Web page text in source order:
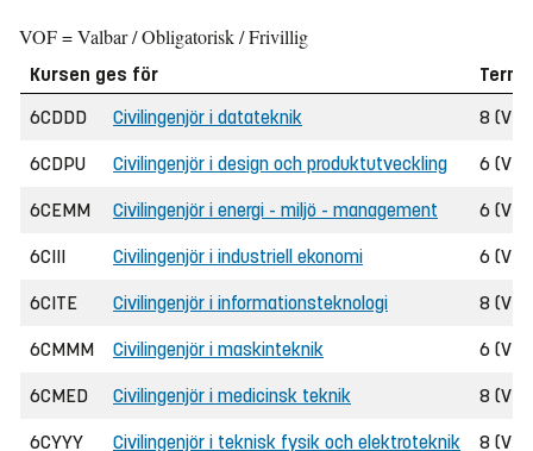
VOF = Valbar / Obligatorisk / Frivillig
Kursen ges för
6CDDD
Civilingenjör i datateknik 8 (VT
6CDPU Civilingenjör i design och produktutveckling 6 (VT
6CEMM Civilingenjör i energi - miljö - management 6 (VT
6CIII Civilingenjör i industriell ekonomi 6 (VT
6CITE Civilingenjör i informationsteknologi 8 (VT
6CMMM Civilingenjör i maskinteknik 6 (VT
6CMED Civilingenjör i medicinsk teknik 8 (VT
6CYYY Civilingenjör i teknisk fysik och elektroteknik 8 (VT